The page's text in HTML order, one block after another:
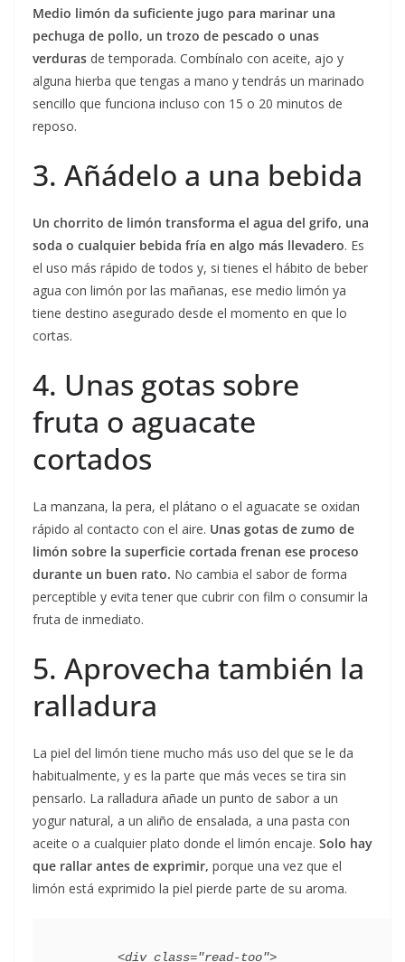
Medio limón da suficiente jugo para marinar una
pechuga de pollo, un trozo de pescado o unas
verduras de temporada. Combínalo con aceite, ajo y
alguna hierba que tengas a mano y tendrás un marinado
sencillo que funciona incluso con 15 o 20 minutos de
reposo.
3. Añádelo a una bebida
Un chorrito de limón transforma el agua del grifo, una
soda o cualquier bebida fría en algo más llevadero. Es
el uso más rápido de todos y, si tienes el hábito de beber
agua con limón por las mañanas, ese medio limón ya
tiene destino asegurado desde el momento en que lo
cortas.
4. Unas gotas sobre
fruta o aguacate
cortados
La manzana, la pera, el plátano o el aguacate se oxidan
rápido al contacto con el aire. Unas gotas de zumo de
limón sobre la superficie cortada frenan ese proceso
durante un buen rato. No cambia el sabor de forma
perceptible y evita tener que cubrir con film o consumir la
fruta de inmediato.
5. Aprovecha también la
ralladura
La piel del limón tiene mucho más uso del que se le da
habitualmente, y es la parte que más veces se tira sin
pensarlo. La ralladura añade un punto de sabor a un
yogur natural, a un aliño de ensalada, a una pasta con
aceite o a cualquier plato donde el limón encaje. Solo hay
que rallar antes de exprimir, porque una vez que el
limón está exprimido la piel pierde parte de su aroma.